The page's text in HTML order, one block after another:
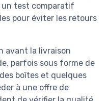
un test comparatif
pour éviter les retours
avant la livraison
parfois sous forme de
boîtes et quelques
à une offre de